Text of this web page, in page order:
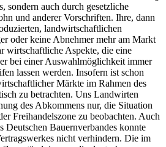
sondern auch durch gesetzliche
und anderer Vorschriften. Ihre, dann
landwirtschaftlichen
oder keine Abnehmer mehr am Markt
wirtschaftliche Aspekte, die eine
bei einer Auswahlmöglichkeit immer
lassen werden. Insofern ist schon
Märkte im Rahmen des
zu betrachten. Uns Landwirten
des Abkommens nur, die Situation
Freihandelszone zu beobachten. Auch
Deutschen Bauernverbandes konnte
nicht verhindern. Die im